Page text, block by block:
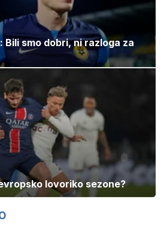
Bili smo dobri, ni razloga za
lovoriko sezone?